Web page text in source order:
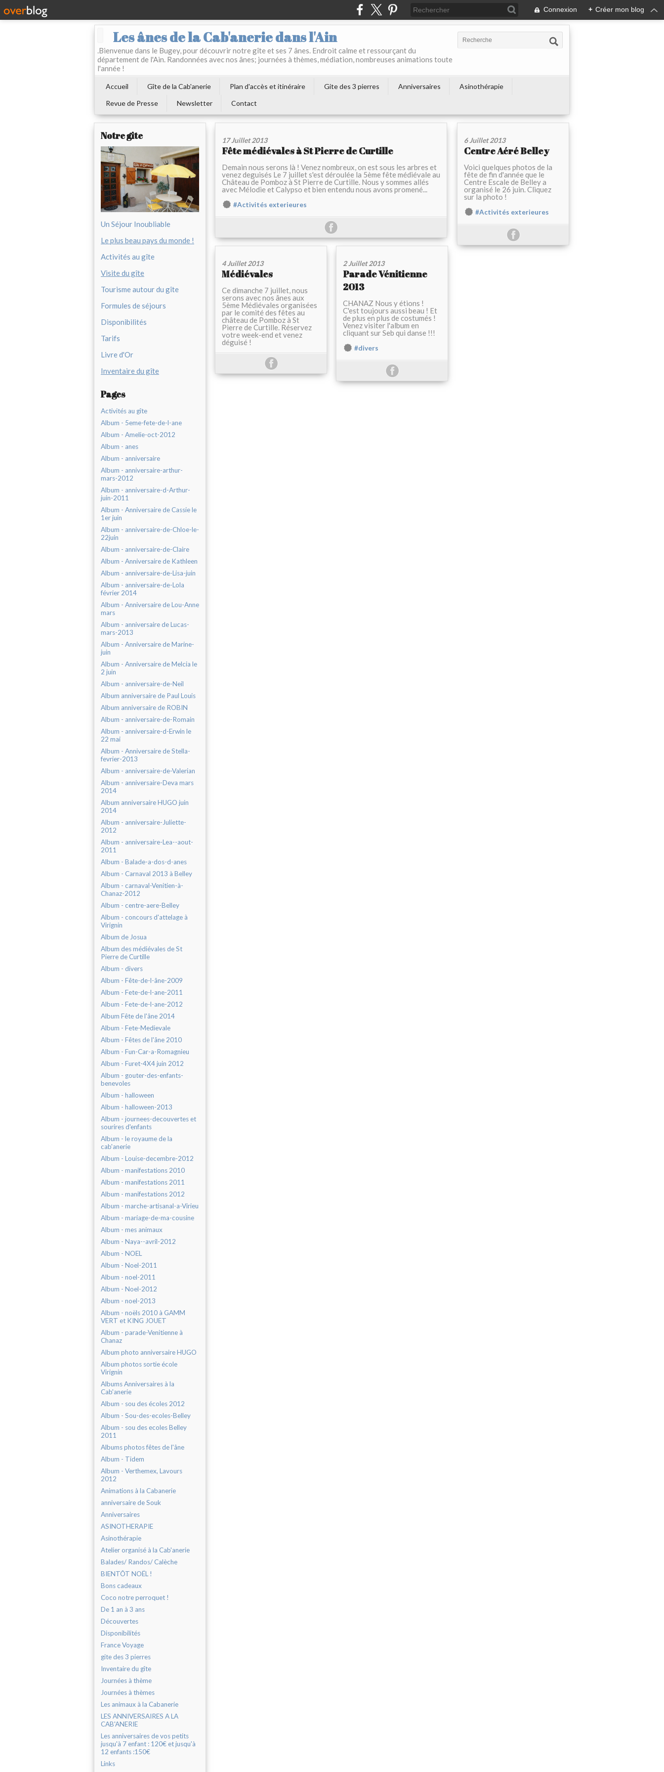
Connexion + Créer mon blog
Les ânes de la Cab'anerie dans l'Ain
.Bienvenue dans le Bugey, pour découvrir notre gîte et ses 7 ânes. Endroit calme et ressourçant du
département de l'Ain. Randonnées avec nos ânes; journées à thèmes, médiation, nombreuses animations toute
l'année !
Accueil Gîte de la Cab'anerie Plan d'accès et itinéraire Gite des 3 pierres Anniversaires
Asinothérapie
Revue de Presse
Newsletter Contact
Notre gîte
Un Séjour Inoubliable
Le plus beau pays du monde !
Activités au gîte
Visite du gîte
Tourisme autour du gîte
Formules de séjours
Disponibilités
Tarifs
Livre d'Or
Inventaire du gîte
Pages
Activités au gîte
Album - 5eme-fete-de-l-ane
Album - Amelie-oct-2012
Album - anes
Album - anniversaire
Album - anniversaire-arthur-
mars-2012
Album - anniversaire-d-Arthur-
juin-2011
Album - Anniversaire de Cassie le
1er juin
Album - anniversaire-de-Chloe-le-
22juin
Album - anniversaire-de-Claire
Album - Anniversaire de Kathleen
Album - anniversaire-de-Lisa-juin
Album - anniversaire-de-Lola
février 2014
Album - Anniversaire de Lou-Anne
mars
Album - anniversaire de Lucas-
mars-2013
Album - Anniversaire de Marine-
juin
Album - Anniversaire de Melcia le
2 juin
Album - anniversaire-de-Neil
Album anniversaire de Paul Louis
Album anniversaire de ROBIN
Album - anniversaire-de-Romain
Album - anniversaire-d-Erwin le
22 mai
Album - Anniversaire de Stella-
fevrier-2013
Album - anniversaire-de-Valerian
Album - anniversaire-Deva mars
2014
Album anniversaire HUGO juin
2014
Album - anniversaire-Juliette-
2012
Album - anniversaire-Lea--aout-
2011
Album - Balade-a-dos-d-anes
Album - Carnaval 2013 à Belley
Album - carnaval-Venitien-à-
Chanaz-2012
Album - centre-aere-Belley
Album - concours d'attelage à
Virignin
Album de Josua
Album des médiévales de St
Pierre de Curtille
Album - divers
Album - Fête-de-l-âne-2009
Album - Fete-de-l-ane-2011
Album - Fete-de-l-ane-2012
Album Fête de l'âne 2014
Album - Fete-Medievale
Album - Fêtes de l'âne 2010
Album - Fun-Car-a-Romagnieu
Album - Furet-4X4 juin 2012
Album - gouter-des-enfants-
benevoles
Album - halloween
Album - halloween-2013
Album - journees-decouvertes et
sourires d'enfants
Album - le royaume de la
cab'anerie
Album - Louise-decembre-2012
Album - manifestations 2010
Album - manifestations 2011
Album - manifestations 2012
Album - marche-artisanal-a-Virieu
Album - mariage-de-ma-cousine
Album - mes animaux
Album - Naya--avril-2012
Album - NOEL
Album - Noel-2011
Album - noel-2011
Album - Noel-2012
Album - noel-2013
Album - noëls 2010 à GAMM
VERT et KING JOUET
Album - parade-Venitienne à
Chanaz
Album photo anniversaire HUGO
Album photos sortie école
Virignin
Albums Anniversaires à la
Cab'anerie
Album - sou des écoles 2012
Album - Sou-des-ecoles-Belley
Album - sou des ecoles Belley
2011
Albums photos fêtes de l'âne
Album - Tidem
Album - Verthemex, Lavours
2012
Animations à la Cabanerie
anniversaire de Souk
Anniversaires
ASINOTHERAPIE
Asinothérapie
Atelier organisé à la Cab'anerie
Balades/ Randos/ Calèche
BIENTÔT NOËL !
Bons cadeaux
Coco notre perroquet !
De 1 an à 3 ans
Découvertes
Disponibilités
France Voyage
gite des 3 pierres
Inventaire du gîte
Journées à thème
Journées à thèmes
Les animaux à la Cabanerie
LES ANNIVERSAIRES A LA
CAB'ANERIE
Les anniversaires de vos petits
jusqu'à 7 enfant : 120€ et jusqu'à
12 enfants :150€
Links
17 Juillet 2013
Fête médiévales à St Pierre de Curtille
Demain nous serons là ! Venez nombreux, on est sous les arbres et
venez deguisés Le 7 juillet s'est déroulée la 5ème fête médiévale au
Château de Pomboz à St Pierre de Curtille. Nous y sommes allés
avec Mélodie et Calypso et bien entendu nous avons promené...
#Activités exterieures
6 Juillet 2013
Centre Aéré Belley
Voici quelques photos de la
fête de fin d'année que le
Centre Escale de Belley a
organisé le 26 juin. Cliquez
sur la photo !
#Activités exterieures
4 Juillet 2013
Médiévales
Ce dimanche 7 juillet, nous
serons avec nos ânes aux
5ème Médiévales organisées
par le comité des fêtes au
château de Pomboz à St
Pierre de Curtille. Réservez
votre week-end et venez
déguisé !
2 Juillet 2013
Parade Vénitienne
2013
CHANAZ Nous y étions !
C'est toujours aussi beau ! Et
de plus en plus de costumés !
Venez visiter l'album en
cliquant sur Seb qui danse !!!
#divers